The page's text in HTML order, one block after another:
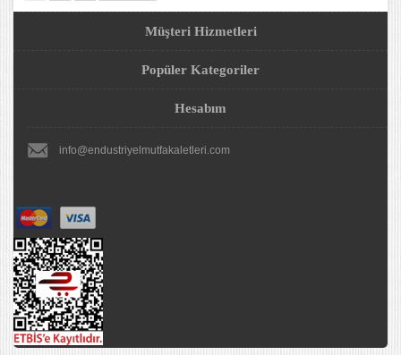
Müşteri Hizmetleri
Popüler Kategoriler
Hesabım
info@endustriyelmutfakaletleri.com